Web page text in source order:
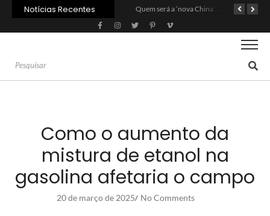
Notícias Recentes Quem será a ‘nova China’ do agro quando o apetite de Pequim acabar?
Como o aumento da
mistura de etanol na
gasolina afetaria o campo
20 de março de 2025/ No Comments